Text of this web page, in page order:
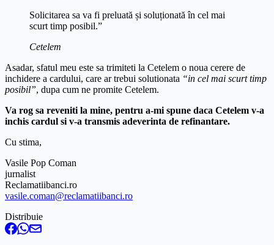
Solicitarea sa va fi preluată și soluționată în cel mai
scurt timp posibil.”
Cetelem
Asadar, sfatul meu este sa trimiteti la Cetelem o noua cerere de
inchidere a cardului, care ar trebui solutionata “in cel mai scurt timp
posibil”, dupa cum ne promite Cetelem.
Va rog sa reveniti la mine, pentru a-mi spune daca Cetelem v-a
inchis cardul si v-a transmis adeverinta de refinantare.
Cu stima,
Vasile Pop Coman
jurnalist
Reclamatiibanci.ro
vasile.coman@reclamatiibanci.ro
Distribuie